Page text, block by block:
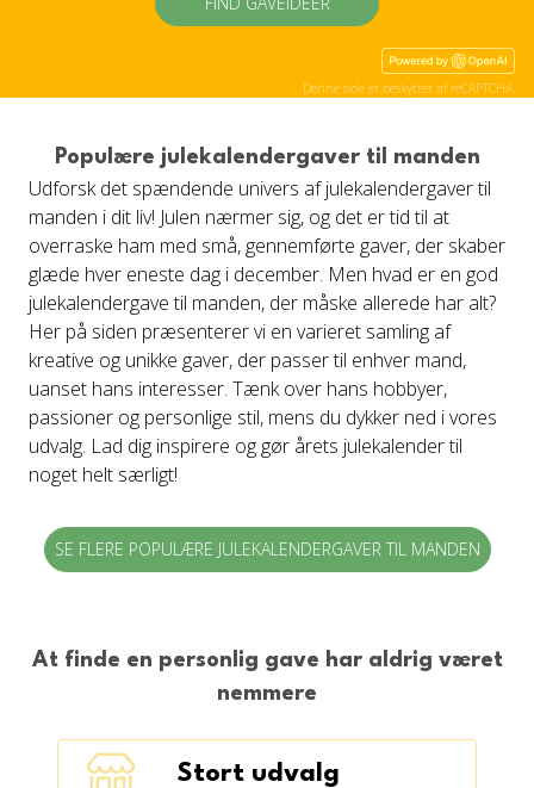
Denne side er beskyttet af reCAPTCHA.
Populære julekalendergaver til manden
Udforsk det spændende univers af julekalendergaver til
manden i dit liv! Julen nærmer sig, og det er tid til at
overraske ham med små, gennemførte gaver, der skaber
glæde hver eneste dag i december. Men hvad er en god
julekalendergave til manden, der måske allerede har alt?
Her på siden præsenterer vi en varieret samling af
kreative og unikke gaver, der passer til enhver mand,
uanset hans interesser. Tænk over hans hobbyer,
passioner og personlige stil, mens du dykker ned i vores
udvalg. Lad dig inspirere og gør årets julekalender til
noget helt særligt!
SE FLERE POPULÆRE JULEKALENDERGAVER TIL MANDEN
At finde en personlig gave har aldrig været
nemmere
Stort udvalg